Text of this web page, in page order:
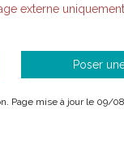
externe uniquement.
Poser
Page mise à jour le 09/